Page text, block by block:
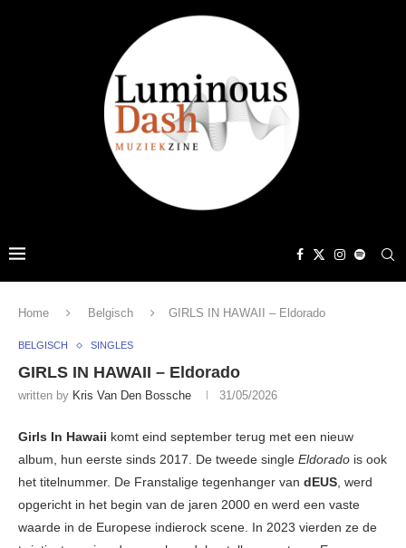
Home Belgisch GIRLS IN HAWAII – Eldorado
BELGISCH SINGLES
GIRLS IN HAWAII – Eldorado
written by Kris Van Den Bossche 31/05/2026
Girls In Hawaii komt eind september terug met een nieuw
album, hun eerste sinds 2017. De tweede single Eldorado is ook
het titelnummer. De Franstalige tegenhanger van dEUS, werd
opgericht in het begin van de jaren 2000 en werd een vaste
waarde in de Europese indierock scene. In 2023 vierden ze de